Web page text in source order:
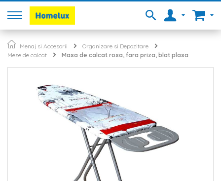
Menaj si Accesorii
Organizare si Depozitare
Mese de calcat
Masa de calcat rosa, fara priza, blat plasa